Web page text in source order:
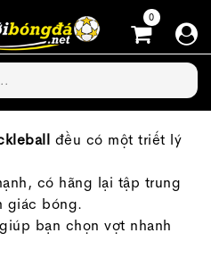
0
đều có một triết lý
có hãng lại tập trung
giác bóng.
bạn chọn vợt nhanh